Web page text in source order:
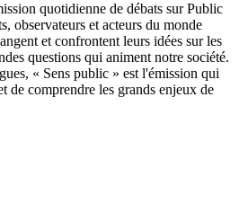
quotidienne de débats sur Public
observateurs et acteurs du monde
et confrontent leurs idées sur les
questions qui animent notre société.
« Sens public » est l'émission qui
de comprendre les grands enjeux de